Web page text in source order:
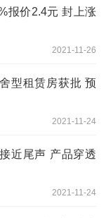
报价2.4元 封上涨
2021-11-26
型租赁房获批 预
2021-11-24
近尾声 产品穿透
2021-11-24